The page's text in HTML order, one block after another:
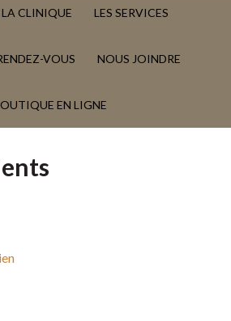
LA CLINIQUE LES SERVICES
VOUS NOUS JOINDRE
EN LIGNE